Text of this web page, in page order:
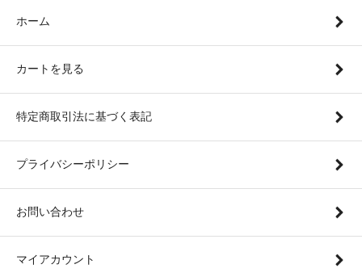
ホーム
カートを見る
特定商取引法に基づく表記
プライバシーポリシー
お問い合わせ
マイアカウント